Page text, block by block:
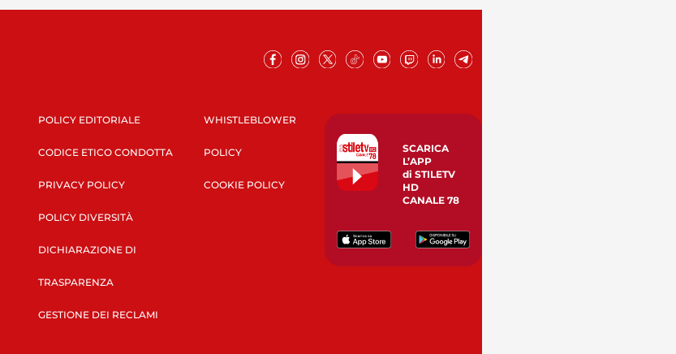
POLICY EDITORIALE
CODICE ETICO CONDOTTA
PRIVACY POLICY
POLICY DIVERSITÀ
DICHIARAZIONE DI
TRASPARENZA
GESTIONE DEI RECLAMI
WHISTLEBLOWER
POLICY
COOKIE POLICY
SCARICA
L’APP
di STILETV
HD
CANALE 78